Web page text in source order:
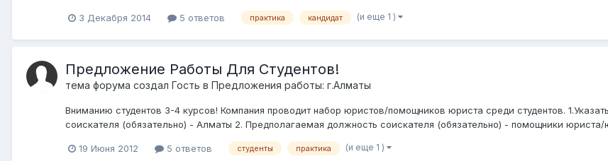
3 Декабря 2014 5 ответов практика кандидат (и еще 1 )
Предложение Работы Для Студентов!
тема форума создал Гость в Предложения работы: г.Алматы
Вниманию студентов 3-4 курсов! Компания проводит набор юристов/помощников юриста среди студентов.
соискателя (обязательно) - Алматы 2. Предполагаемая должность соискателя (обязательно) - помощники
19 Июня 2012 5 ответов студенты практика (и еще 1 )